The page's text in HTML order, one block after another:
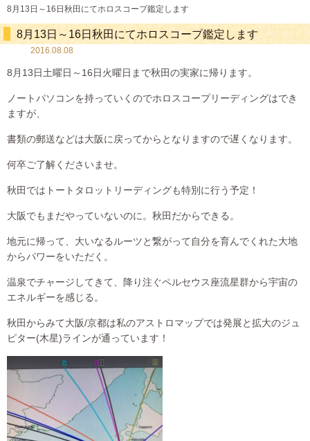
8月13日～16日秋田にてホロスコープ鑑定します
8月13日～16日秋田にてホロスコープ鑑定します
2016.08.08
8月13日土曜日～16日火曜日まで秋田の実家に帰ります。
ノートパソコンを持っていくのでホロスコープリーディングはでき
ますが、
書類の郵送などは大阪に戻ってからとなりますので遅くなります。
何卒ご了解くださいませ。
秋田ではトートタロットリーディングも特別に行う予定！
大阪でもまだやっていないのに。秋田だからできる。
地元に帰って、大いなるルーツと繋がって自分を育んでくれた大地
からパワーをいただく。
温泉でチャージしてきて、降り注ぐペルセウス座流星群から宇宙の
エネルギーを感じる。
秋田からみて大阪/京都は私のアストロマップでは発展と拡大のジュ
ピター(木星)ラインが通っています！